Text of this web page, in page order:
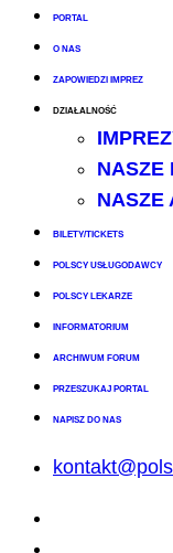
PORTAL
O NAS
ZAPOWIEDZI IMPREZ
DZIAŁALNOŚĆ
NASZE
NASZE
BILETY/TICKETS
POLSCY USŁUGODAWCY
POLSCY LEKARZE
INFORMATORIUM
ARCHIWUM FORUM
PRZESZUKAJ PORTAL
NAPISZ DO NAS